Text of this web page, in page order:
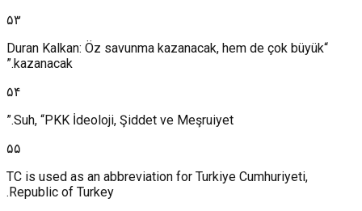
۵۳
“Duran Kalkan: Öz savunma kazanacak, hem de çok büyük
kazanacak.”
۵۴
۵۵
TC is used as an abbreviation for Turkiye Cumhuriyeti,
Republic of Turkey.